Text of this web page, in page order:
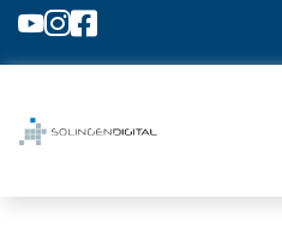
Zum Hauptinhalt springen